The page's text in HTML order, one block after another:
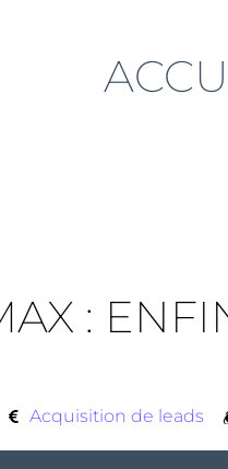
:
Acquisition de leads